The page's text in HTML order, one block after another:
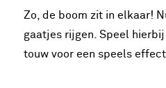
Zo, de boom zit in elkaar!
gaatjes rijgen. Speel
touw voor een speels effect.